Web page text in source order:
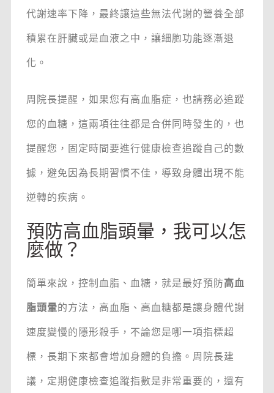
代謝速率下降，最終讓這些無法代謝的營養全部
積累在肝臟或是血液之中，讓細胞功能逐漸退
化。
周院長提醒，如果您有高血脂症，也請務必追蹤
您的血糖，這兩項往往都是合併同時發生的，也
提醒您，固定時間要進行健康檢查追蹤自己的數
據，避免因為長期習慣不佳，導致身體出現不能
逆轉的疾病。
預防高血脂頭暈，我可以怎
麼做？
簡單來說，控制血脂、血糖，就是最好預防高血
脂頭暈的方法，高血脂、高血糖都是讓身體代謝
速度變慢的隱形殺手，不論您是哪一項指標超
標，長期下來都會增加身體的負擔。周院長建
議，定期健康檢查追蹤指數是非常重要的，還有